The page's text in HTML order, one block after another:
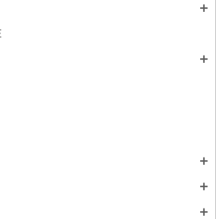
add
add
add
add
add